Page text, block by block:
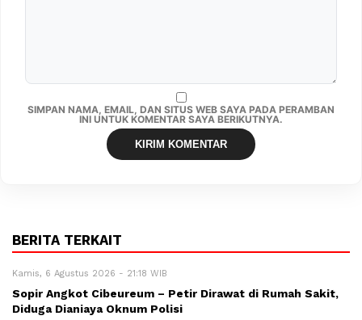
SIMPAN NAMA, EMAIL, DAN SITUS WEB SAYA PADA PERAMBAN
INI UNTUK KOMENTAR SAYA BERIKUTNYA.
BERITA TERKAIT
Kamis, 6 Agustus 2026 - 21:18 WIB
Sopir Angkot Cibeureum – Petir Dirawat di Rumah Sakit,
Diduga Dianiaya Oknum Polisi